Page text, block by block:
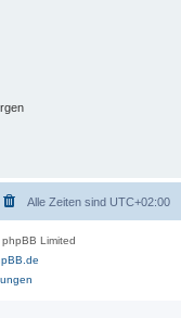
Alle Zeiten sind UTC+02:00
Limited